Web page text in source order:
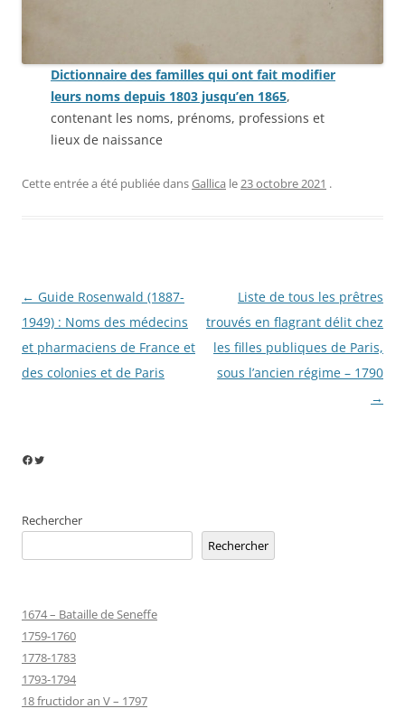
Dictionnaire des familles qui ont fait modifier
leurs noms depuis 1803 jusqu’en 1865,
contenant les noms, prénoms, professions et
lieux de naissance
Cette entrée a été publiée dansGallica le 23 octobre 2021 .
Navigation
des
articles
← Guide Rosenwald (1887-
1949) : Noms des médecins
et pharmaciens de France et
des colonies et de Paris
Liste de tous les prêtres
trouvés en flagrant délit chez
les filles publiques de Paris,
sous l’ancien régime – 1790
→
Facebook
Twitter
Rechercher
Rechercher
1674 – Bataille de Seneffe
1759-1760
1778-1783
1793-1794
18 fructidor an V – 1797